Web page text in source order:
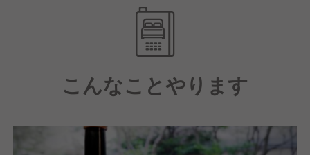
私たちはご来館されるお客様お一人お一人を大切な存
在であると考えます。お客様の滞在を、心に残る楽し
い経験にするよう、私たちは、心のこもったおもてな
しと快適さを提供することを最も大切な使命とこころ
えています。こんなことやります